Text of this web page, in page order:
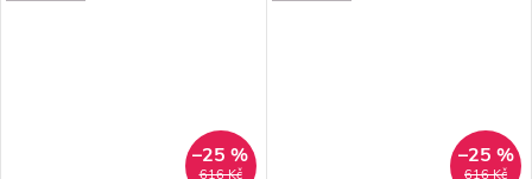
616 Kč
–25 %
616 Kč
–25 %